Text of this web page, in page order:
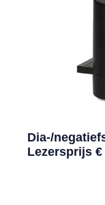
Dia-/
Lezersprijs €